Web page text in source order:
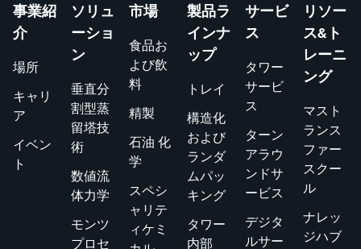
ェア注文プ
ログラムな
どの専門的
なサービス
により、精
製、化学、
石油化学、
ガス処理業
界全体の効
率と信頼性
が保証され
ます。24
を持って意
思決定を行
ュールが柔
軟でない場
合に重要な
作業を継続
できるよう
支援しま
す。
TOWER®
は、エンジ
ニアに精度
と効率性を
提供し、機
器の評価を
簡素化し、
プロセスの
信頼性を高
め、蒸留お
よび分離シ
ステムの世
事業紹
介
場所
キャリ
ア
イベン
ト
ソリュ
ーショ
ン
垂直分
割型蒸
留塔技
術
数値流
体力学
モンツ
プロセ
市場
食品お
よび飲
料
精製
石油 化
学
スペシ
ャリテ
ィケミ
製品ラ
インナ
ップ
トレイ
構造化
および
ランダ
ムパッ
キング
タワー
内部
サービ
ス
タワー
サービ
ス
ターン
アラウ
ンドサ
ービス
デジタ
ルサー
リソー
ス&ト
レーニ
ング
マスト
ランス
ファー
スクー
ル
ナレッ
ジハブ